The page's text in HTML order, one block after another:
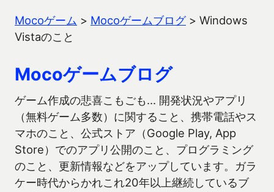
Mocoゲーム > Mocoゲームブログ> Windows
Vistaのこと
Mocoゲームブログ
ゲーム作成の悲喜こもごも… 開発状況やアプリ
（無料ゲーム多数）に関すること、携帯電話やス
マホのこと、公式ストア（Google Play, App
Store）でのアプリ公開のこと、プログラミング
のこと、更新情報などをアップしています。ガラ
ケー時代からかれこれ20年以上継続しているブ